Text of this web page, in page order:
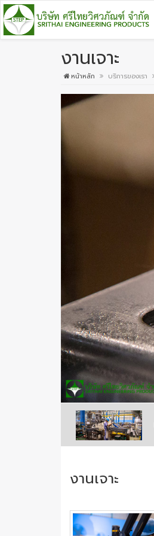
งานเจาะ
หน้าหลัก บริการของเรา
งานเจาะ